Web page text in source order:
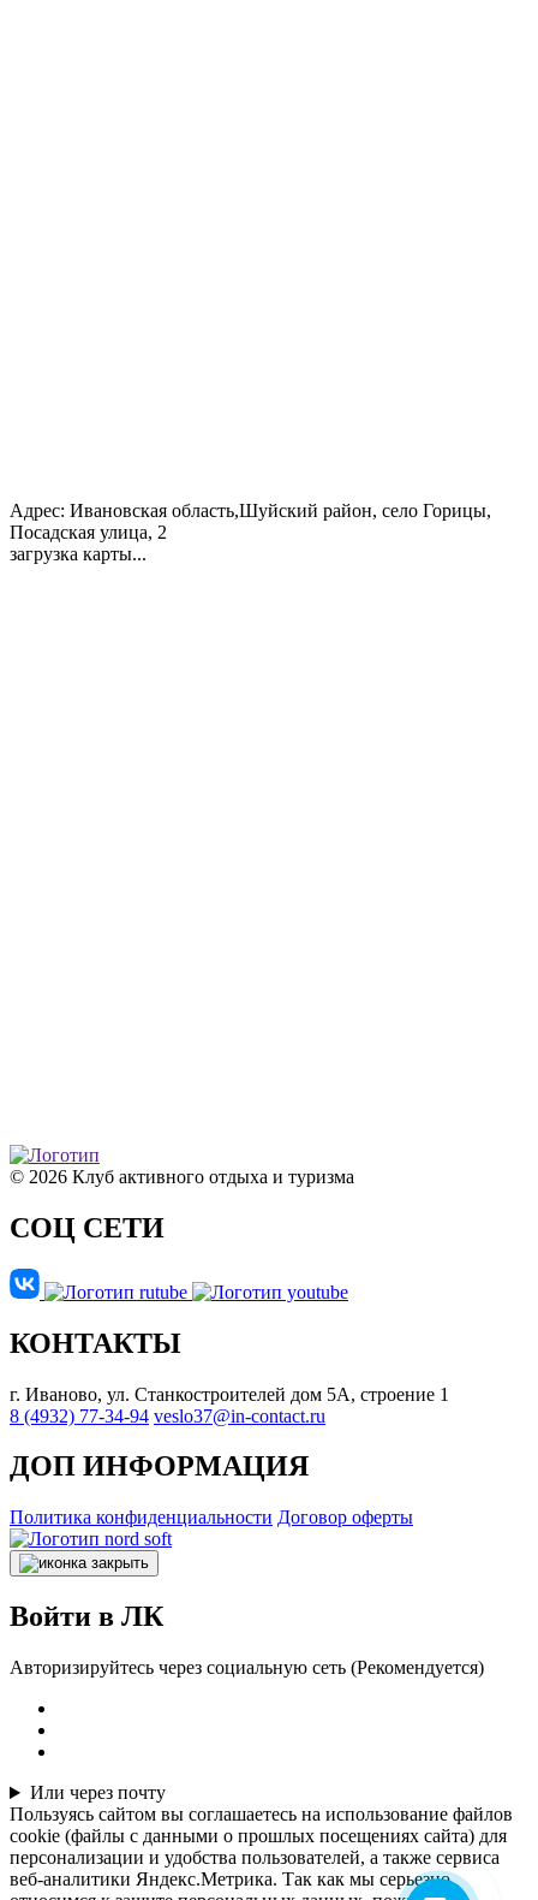
Адрес: Ивановская область,Шуйский район, село Горицы,
Посадская улица, 2
загрузка карты...
© 2026 Клуб активного отдыха и туризма
СОЦ СЕТИ
КОНТАКТЫ
г. Иваново, ул. Станкостроителей дом 5А, строение 1
8 (4932) 77-34-94 veslo37@in-contact.ru
ДОП ИНФОРМАЦИЯ
Политика конфиденциальности Договор оферты
Войти в ЛК
Авторизируйтесь через социальную сеть (Рекомендуется)
Или через почту
Пользуясь сайтом вы соглашаетесь на использование файлов
cookie (файлы с данными о прошлых посещениях сайта) для
персонализации и удобства пользователей, а также сервиса
веб-аналитики Яндекс.Метрика. Так как мы серьезно